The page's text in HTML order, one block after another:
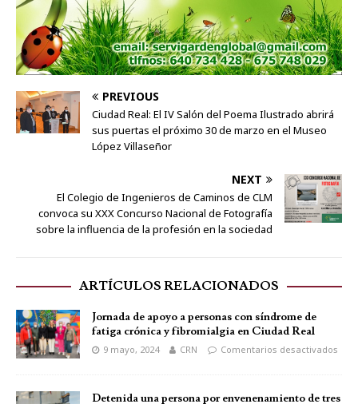
PREVIOUS
Ciudad Real: El IV Salón del Poema Ilustrado abrirá
sus puertas el próximo 30 de marzo en el Museo
López Villaseñor
NEXT
El Colegio de Ingenieros de Caminos de CLM
convoca su XXX Concurso Nacional de Fotografía
sobre la influencia de la profesión en la sociedad
ARTÍCULOS RELACIONADOS
Jornada de apoyo a personas con síndrome de
fatiga crónica y fibromialgia en Ciudad Real
9 mayo, 2024 CRN Comentarios desactivados
Detenida una persona por envenenamiento de tres